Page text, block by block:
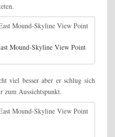
Mound-Skyline View Point
viel besser aber er schlug sich
zum Aussichtspunkt.